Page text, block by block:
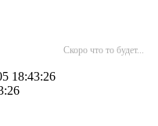
Скоро что то будет...
18:43:26